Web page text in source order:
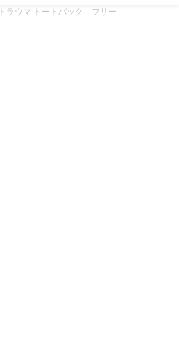
トラウマ トートバック – フリー